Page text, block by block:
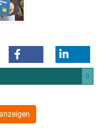
0